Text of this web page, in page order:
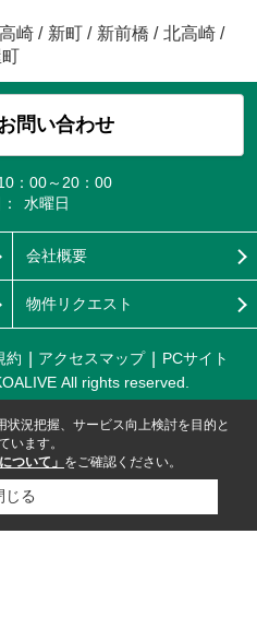
高崎 / 新町 / 新前橋 / 北高崎 /
問い合わせ
：00～20：00
水曜日
会社概要
物件リクエスト
約 アクセスマップ
PCサイト
All rights reserved.
況把握、サービス向上検討を目的と
います。
ついて」 をご確認ください。
じる